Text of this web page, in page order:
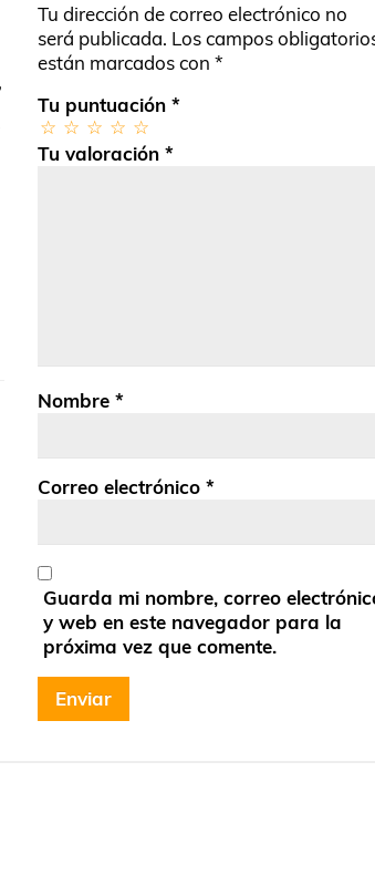
Tu dirección de correo electrónico no
será publicada. Los campos
están marcados con *
Tu puntuación *
Tu valoración *
Nombre *
Correo electrónico *
Guarda mi nombre, correo
y web en este navegador para la
próxima vez que comente.